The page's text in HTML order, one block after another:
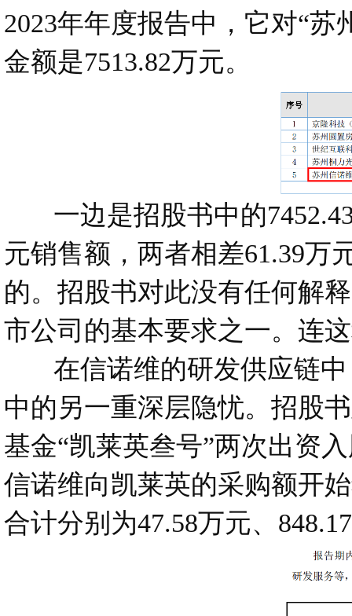
2023年年度报告中，它对“
金额是7513.82万元。
一边是招股书中的7452.43
元销售额，两者相差61.39万
的。招股书对此没有任何解
市公司的基本要求之一。连
在信诺维的研发供应链中
中的另一重深层隐忧。招股
基金“凯莱英叁号”两次出资
信诺维向凯莱英的采购额开
合计分别为47.58万元、